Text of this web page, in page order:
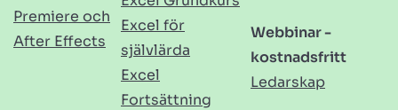
Premiere och
After Effects
Excel för
självlärda
Excel
Fortsättning
Webbinar -
kostnadsfritt
Ledarskap